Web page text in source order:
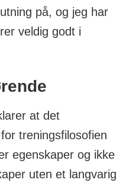
på, og jeg har
veldig godt i
at det
treningsfilosofien
egenskaper og ikke
uten et langvarig